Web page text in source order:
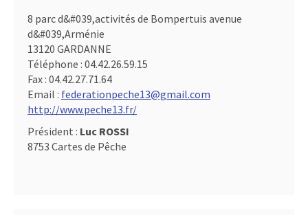
8 parc d&#039,activités de Bompertuis avenue
d&#039,Arménie
13120 GARDANNE
Téléphone : 04.42.26.59.15
Fax : 04.42.27.71.64
Email : federationpeche13@gmail.com
http://www.peche13.fr/
Président : Luc ROSSI
8753 Cartes de Pêche